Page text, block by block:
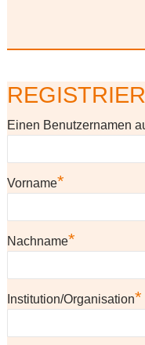
Einen Benutzernamen
Vorname*
Nachname*
Institution/Organisation*